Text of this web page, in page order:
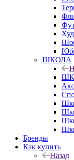
ШКОЛА
Бренды
Как купить
Назад